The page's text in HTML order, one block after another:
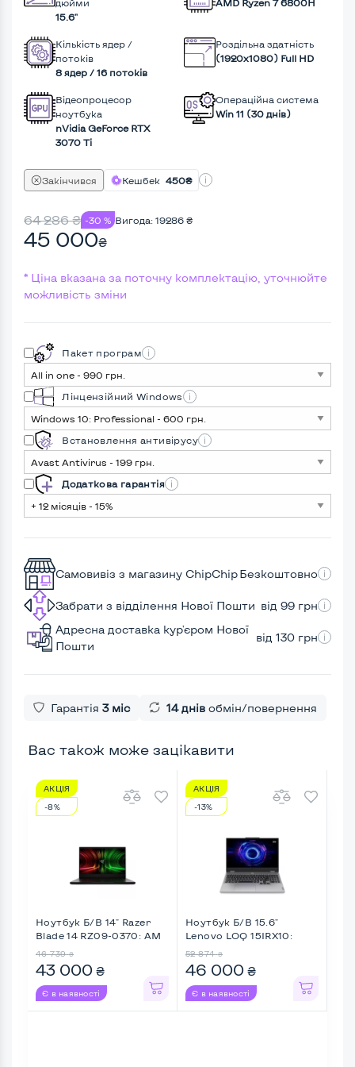
15.6"
Кількість ядер /
потоків
8 ядер / 16 потоків
Роздільна здатність
(1920х1080) Full HD
Відеопроцесор
ноутбука
nVidia GeForce RTX
3070 Ti
Операційна система
Win 11 (30 днів)
Закінчився Кешбек 450₴
64 286₴ -30 % Вигода: 19286 ₴
45 000₴
* Ціна вказана за поточну комплектацію, уточнюйте
можливість зміни
Пакет програм
Лінцензійний Windows
Встановлення антивірусу
Додаткова гарантія
Самовивіз з магазину ChipChipБезкоштовно
Забрати з відділення Нової Пошти від 99 грн
Адресна доставка кур'єром Нової
Пошти
від 130 грн
Гарантія 3 міс 14 днів обмін/повернення
Вас також може зацікавити
АКЦІЯ
-8%
Ноутбук Б/В 14" Razer
Blade 14 RZ09-0370: AM
46 739 ₴
43 000 ₴
Є в наявності
АКЦІЯ
-13%
Ноутбук Б/В 15.6"
Lenovo LOQ 15IRX10:
52 874 ₴
46 000 ₴
Є в наявності